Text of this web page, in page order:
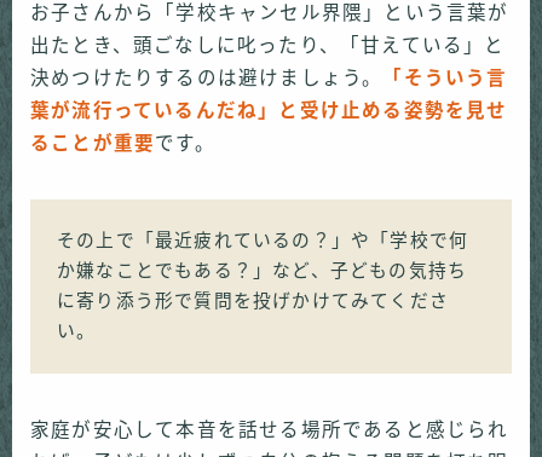
お子さんから「学校キャンセル界隈」という言葉が
出たとき、頭ごなしに叱ったり、「甘えている」と
決めつけたりするのは避けましょう。
「そういう言
葉が流行っているんだね」と受け止める姿勢を見せ
ることが重要です。
その上で「最近疲れているの？」や「学校で何
か嫌なことでもある？」など、子どもの気持ち
に寄り添う形で質問を投げかけてみてくださ
い。
家庭が安心して本音を話せる場所であると感じられ